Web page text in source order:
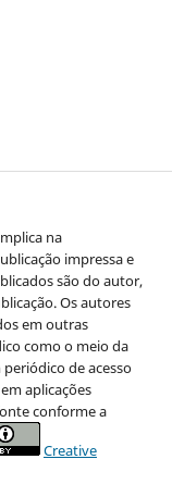
na
impressa e
são do autor,
Os autores
em outras
como o meio da
de acesso
aplicações
conforme a
Creative